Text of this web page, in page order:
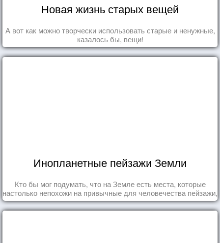
Новая жизнь старых вещей
А вот как можно творчески использовать старые и ненужные,
казалось бы, вещи!
Инопланетные пейзажи Земли
Кто бы мог подумать, что на Земле есть места, которые
настолько непохожи на привычные для человечества пейзажи,
что кажутся и вовсе инопланетными!